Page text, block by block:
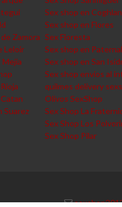
Sex shop en Coghlan
Sex shop en Flores
Zamora Sex Floresta
Leloir
Sex shop en Paternal
Mejia
Sex shop en San
Sex shop envios al
quilmes delivery
Olivos SexShop
Suarez
Sex Shop La
Sex Shop Los
Sex Shop Pilar